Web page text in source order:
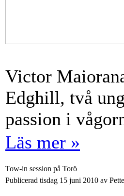
Victor
Edghill, två
passion i
Läs mer »
Tow-in session på Torö
Publicerad tisdag 15 juni 2010 av